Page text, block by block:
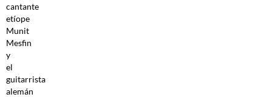
cantante
etíope
Munit
Mesfin
y
el
guitarrista
alemán